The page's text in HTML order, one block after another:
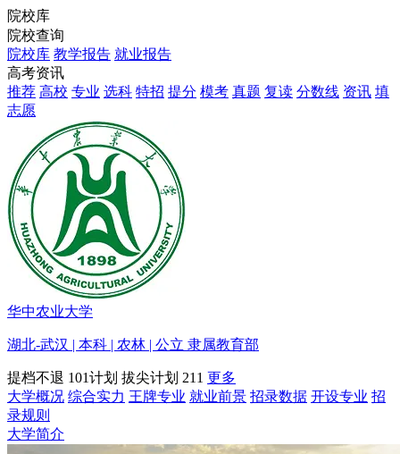
院校库
院校查询
院校库 教学报告 就业报告
高考资讯
推荐 高校 专业 选科 特招 提分 模考 真题 复读 分数线 资讯 填
志愿
华中农业大学
湖北-武汉 | 本科 | 农林 | 公立 隶属教育部
提档不退 101计划 拔尖计划 211 更多
大学概况 综合实力 王牌专业 就业前景 招录数据 开设专业 招
录规则
大学简介